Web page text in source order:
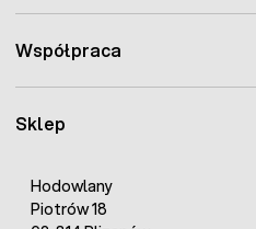
Sklep
Hodowlany
Piotrów 18
Współpraca